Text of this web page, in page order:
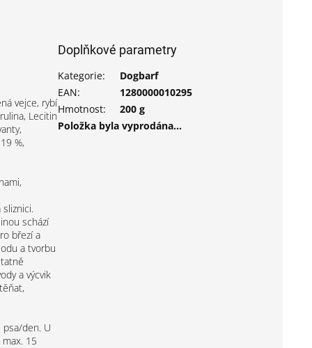
vejce, rybí
Lecitin
%,
schází
březí a
a tvorbu
a výcvik
den. U
15
Doplňkové parametry
Kategorie:
Dogbarf
EAN:
1280000010295
Hmotnost:
200 g
Položka byla vyprodána…